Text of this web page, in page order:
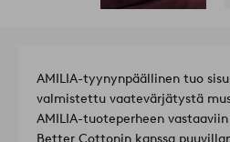
AMILIA-tyynynpäällinen tuo
valmistettu vaatevärjätystä
AMILIA-tuoteperheen
Better Cottonin kanssa